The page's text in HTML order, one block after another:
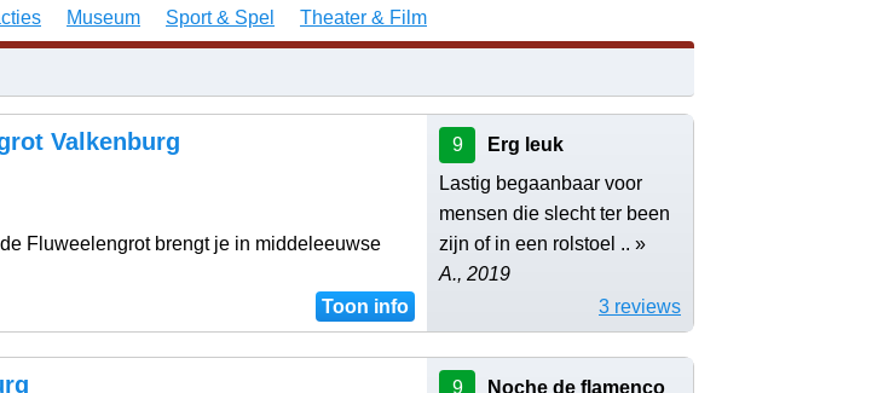
Museum Sport & Spel Theater & Film
Valkenburg
Fluweelengrot brengt je in middeleeuwse
Toon info
9
Erg leuk
Lastig begaanbaar voor
mensen die slecht ter been
zijn of in een rolstoel .. »
A., 2019
3 reviews
9
Noche de flamenco